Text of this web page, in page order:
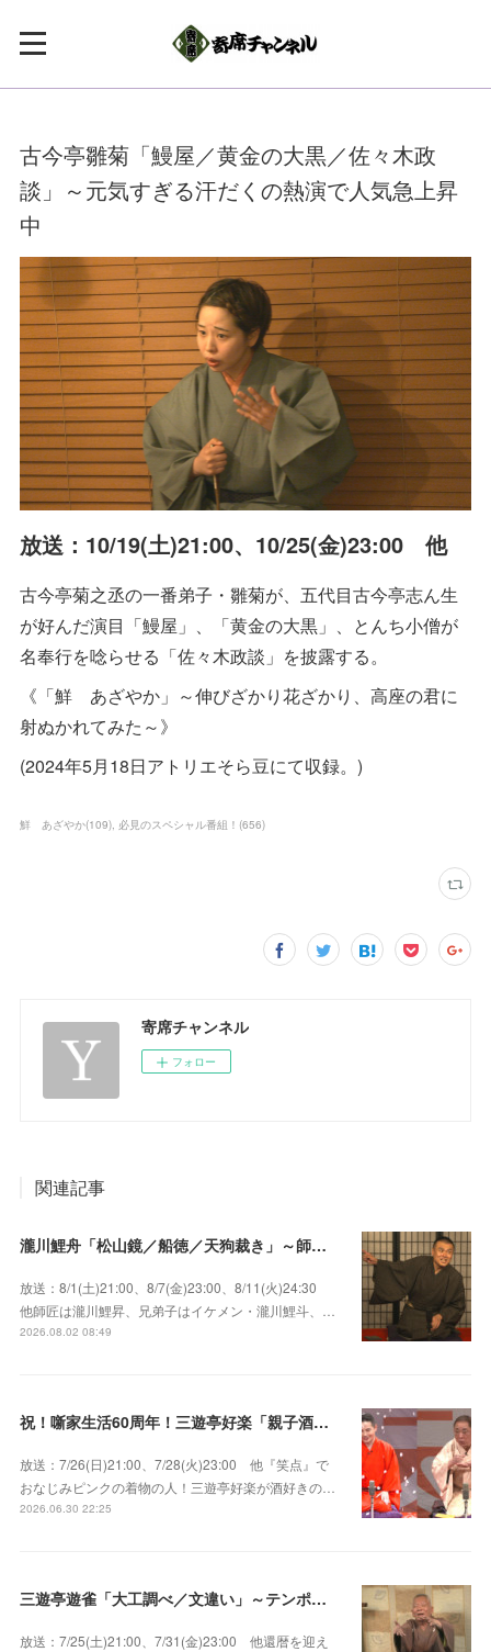
古今亭雛菊「鰻屋／黄金の大黒／佐々木政
談」～元気すぎる汗だくの熱演で人気急上昇
中
放送：10/19(土)21:00、10/25(金)23:00 他
古今亭菊之丞の一番弟子・雛菊が、五代目古今亭志ん生
が好んだ演目「鰻屋」、「黄金の大黒」、とんち小僧が
名奉行を唸らせる「佐々木政談」を披露する。
《「鮮 あざやか」～伸びざかり花ざかり、高座の君に
射ぬかれてみた～》
(2024年5月18日アトリエそら豆にて収録。)
鮮 あざやか(109) 必見のスペシャル番組！ (656)
寄席チャンネル
フォロー
関連記事
瀧川鯉舟「松山鏡／船徳／天狗裁き」～師匠はあの唯一無二の雰囲気で爆笑をさらう瀧川鯉昇！
放送：8/1(土)21:00、8/7(金)23:00、8/11(火)24:30
他師匠は瀧川鯉昇、兄弟子はイケメン・瀧川鯉斗、…
2026.08.02 08:49
祝！噺家生活60周年！三遊亭好楽「親子酒」錦笑亭満堂「桜ん坊」～満堂フェス2026
放送：7/26(日)21:00、7/28(火)23:00 他『笑点』で
おなじみピンクの着物の人！三遊亭好楽が酒好きの…
2026.06.30 22:25
三遊亭遊雀「大工調べ／文違い」～テンポよくたたみかける語り口で人気・実力とも屈指！
放送：7/25(土)21:00、7/31(金)23:00 他還暦を迎え